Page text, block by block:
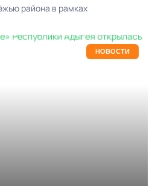
района в рамках
НОВОСТИ